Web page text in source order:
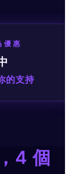
惠
的支持
4 個